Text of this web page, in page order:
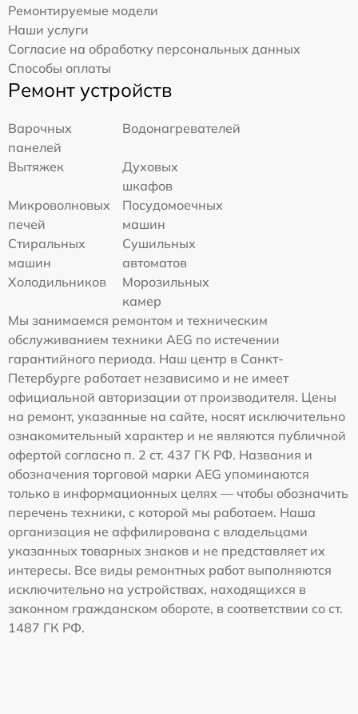
Ремонтируемые модели
Наши услуги
Согласие на обработку персональных данных
Способы оплаты
Ремонт устройств
Варочных
панелей
Водонагревателей
Вытяжек
Духовых
шкафов
Микроволновых
печей
Посудомоечных
машин
Стиральных
машин
Сушильных
автоматов
Холодильников
Морозильных
камер
Мы занимаемся ремонтом и техническим
обслуживанием техники AEG по истечении
гарантийного периода. Наш центр в Санкт-
Петербурге работает независимо и не имеет
официальной авторизации от производителя. Цены
на ремонт, указанные на сайте, носят исключительно
ознакомительный характер и не являются публичной
офертой согласно п. 2 ст. 437 ГК РФ. Названия и
обозначения торговой марки AEG упоминаются
только в информационных целях — чтобы обозначить
перечень техники, с которой мы работаем. Наша
организация не аффилирована с владельцами
указанных товарных знаков и не представляет их
интересы. Все виды ремонтных работ выполняются
исключительно на устройствах, находящихся в
законном гражданском обороте, в соответствии со ст.
1487 ГК РФ.